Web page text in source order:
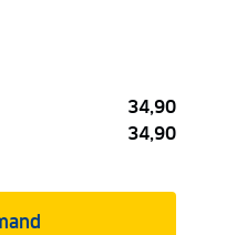
34,90
34,90